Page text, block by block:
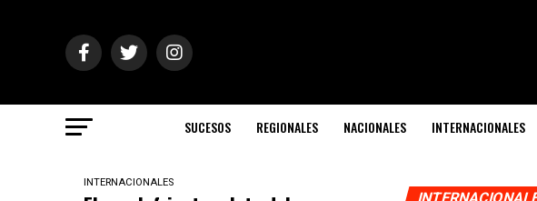
SUCESOS REGIONALES NACIONALES INTERNACIONALES
INTERNACIONALES